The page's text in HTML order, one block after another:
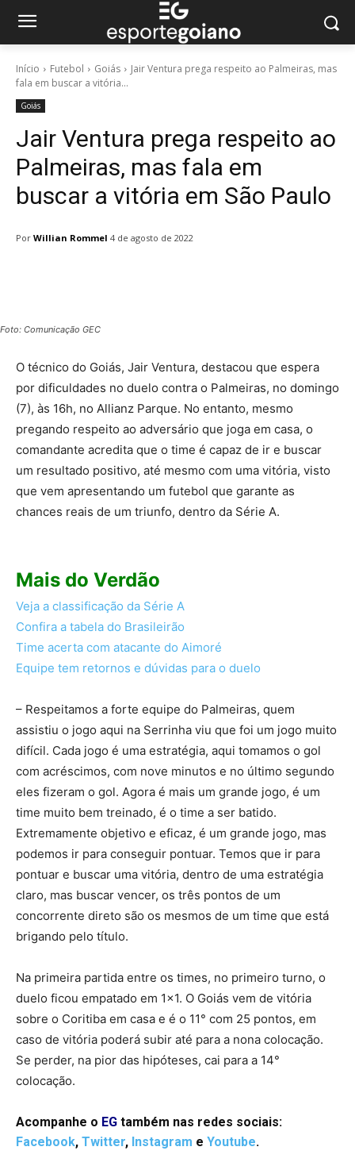
Início Futebol Goiás
Jair Ventura prega respeito ao Palmeiras, mas
fala em buscar a vitória...
Goiás
Jair Ventura prega respeito ao
Palmeiras, mas fala em
buscar a vitória em São Paulo
Por Willian Rommel 4 de agosto de 2022
Foto: Comunicação GEC
O técnico do Goiás, Jair Ventura, destacou que espera
por dificuldades no duelo contra o Palmeiras, no domingo
(7), às 16h, no Allianz Parque. No entanto, mesmo
pregando respeito ao adversário que joga em casa, o
comandante acredita que o time é capaz de ir e buscar
um resultado positivo, até mesmo com uma vitória, visto
que vem apresentando um futebol que garante as
chances reais de um triunfo, dentro da Série A.
Mais do Verdão
Veja a classificação da Série A
Confira a tabela do Brasileirão
Time acerta com atacante do Aimoré
Equipe tem retornos e dúvidas para o duelo
– Respeitamos a forte equipe do Palmeiras, quem
assistiu o jogo aqui na Serrinha viu que foi um jogo muito
difícil. Cada jogo é uma estratégia, aqui tomamos o gol
com acréscimos, com nove minutos e no último segundo
eles fizeram o gol. Agora é mais um grande jogo, é um
time muito bem treinado, é o time a ser batido.
Extremamente objetivo e eficaz, é um grande jogo, mas
podemos ir para conseguir pontuar. Temos que ir para
pontuar e buscar uma vitória, dentro de uma estratégia
claro, mas buscar vencer, os três pontos de um
concorrente direto são os mesmos de um time que está
brigando pelo título.
Na primeira partida entre os times, no primeiro turno, o
duelo ficou empatado em 1×1. O Goiás vem de vitória
sobre o Coritiba em casa e é o 11° com 25 pontos, em
caso de vitória poderá subir até para a nona colocação.
Se perder, na pior das hipóteses, cai para a 14°
colocação.
Acompanhe o EG também nas redes sociais:
Facebook, Twitter, Instagram e Youtube.